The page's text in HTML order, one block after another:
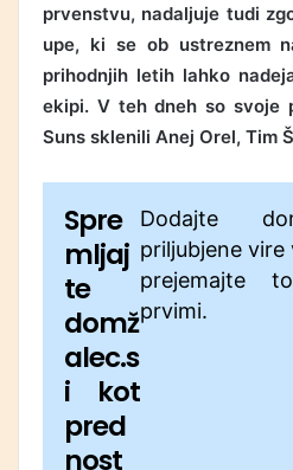
prvenstvu, nadaljuje tudi
upe, ki se ob ustreznem
prihodnjih letih lahko
ekipi. V teh dneh so svoje
Suns sklenili Anej Orel, Tim
Spre
mljaj
te
domž
alec.s
i kot
pred
nost
Dodajte
priljubjene vire
prejemajte
prvimi.